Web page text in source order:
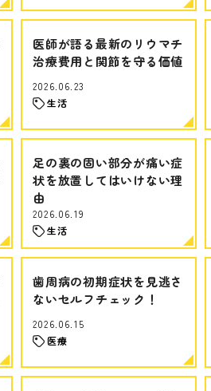
医師が語る最新のリウマチ
治療費用と関節を守る価値
2026.06.23
生活
足の裏の固い部分が痛い症
状を放置してはいけない理
由
2026.06.19
生活
歯周病の初期症状を見逃さ
ないセルフチェック！
2026.06.15
医療